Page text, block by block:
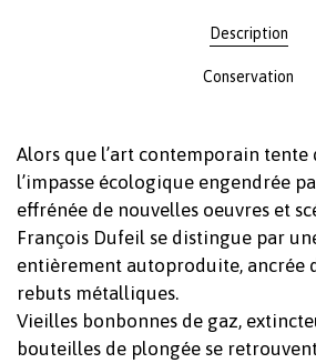
Description
Conservation
Alors que l’art contemporain tente
l’impasse écologique engendrée
effrénée de nouvelles oeuvres et
François Dufeil se distingue par
entièrement autoproduite, ancrée
rebuts métalliques.
Vieilles bonbonnes de gaz,
bouteilles de plongée se